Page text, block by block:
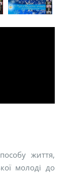
життя,
молоді до